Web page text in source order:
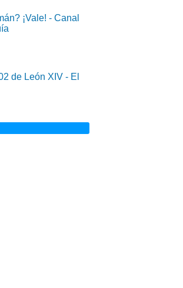
¡Vale! - Canal
de León XIV - El